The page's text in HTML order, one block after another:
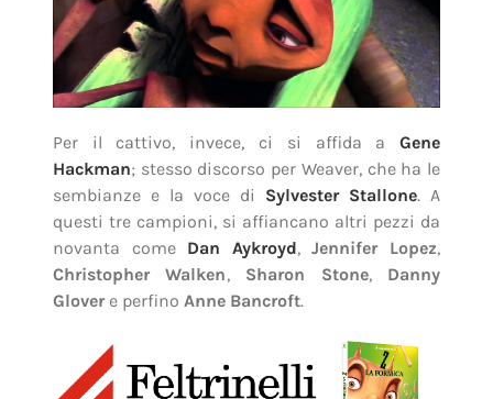
Per il cattivo, invece, ci si affida aGene
Hackman; stesso discorso per Weaver, che ha le
sembianze e la voce di Sylvester Stallone. A
questi tre campioni, si affiancano altri pezzi da
novanta come Dan Aykroyd,Jennifer Lopez,
Christopher Walken, Sharon Stone, Danny
Glovere perfino Anne Bancroft.